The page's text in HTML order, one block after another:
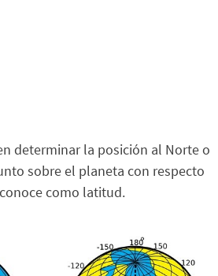
determinar la posición al Norte o
sobre el planeta con respecto
como latitud.